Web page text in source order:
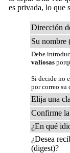
es privada, lo que
Dirección
Su nombre
Debe
valiosas
Si decide no
por correo su
Elija una
Confirme
¿En qué
¿Desea
(digest)?